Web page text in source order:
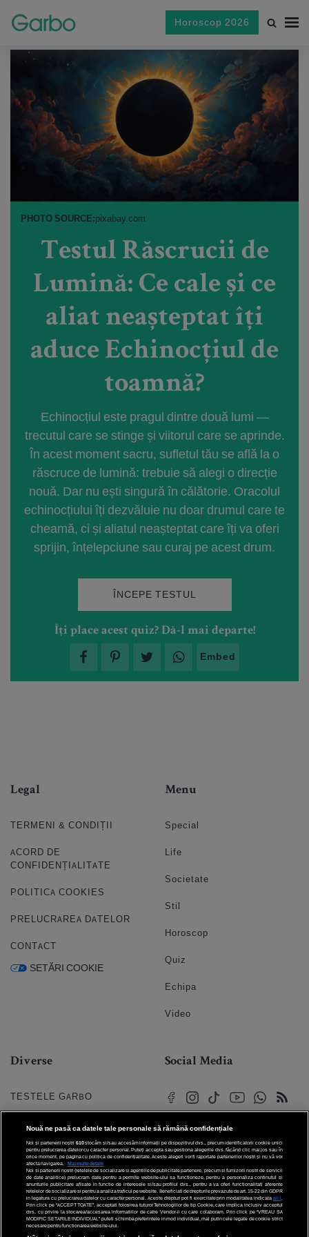
Horoscop 2026
PHOTO SOURCE:pixabay.com
Testul Răscrucii de
Lumină: Ce cale și ce
aliat neașteptat îți
aduce Echinocțiul de
toamnă?
Echinocțiul este pragul dintre două lumi —
trecutul care se stinge și viitorul care se aprinde.
În acest moment sacru, sufletul tău se află la o
răscruce de lumină: trebuie să alegi o direcție
nouă. Dar nu ești singură în călătorie. Oracolul
echinocțiului îți dezvăluie nu doar drumul care te
cheamă, ci și aliatul neașteptat care îți va oferi
sprijin, înțelepciune sau curaj pe acest drum.
ÎNCEPE TESTUL
Îți place acest quiz? Dă-l mai departe!
Embed
Legal
TERMENI & CONDIȚII
ACORD DE
CONFIDENȚIALITATE
POLITICA COOKIES
PRELUCRAREA DATELOR
CONTACT
SETĂRI COOKIE
Menu
Special
Life
Societate
Stil
Horoscop
Quiz
Echipa
Video
Diverse
TESTELE GARBO
HOROSCOP
HOROSCOPUL IUBIRII
FORUMURI
TRATAMENTE NATURISTE
DICTIONARE NUME
Social Media
© 2026 Internet Corp SRL
Toate drepturile rezervate
Nouă ne pasă ca datele tale personale să rămână confidențiale
Noi și partenerii noștri 610stocăm și/sau accesăm informații pe dispozitivul dvs., precum identificatorii cookie unici
pentru prelucrarea datelor cu caracter personal. Puteți accepta sau gestiona alegerile dvs. făcând clic mai jos sau în
orice moment, pe pagina cu politica de confidențialitate. Aceste alegeri vor fi raportate partenerilor noștri și nu vă vor
afecta navigarea.
Mai multe detalii
Noi si partenerii nostri (retelele de socializare si agentiile de publicitate partenere, precum si furnizorii nostri de servicii
de date analitice) prelucram date pentru a permite website-ului sa functioneze, pentru a personaliza continutul si
anunturile publicitare afisate in functie de interesele si/sau profilul dvs., pentru a va oferi functionalitati aferente
retelelor de socializare si pentru a analiza traficul pe website. Beneficiati de drepturile prevazute de art. 15-22 din GDPR
in legatura cu prelucrarea datelor cu caracter personal. Aceste drepturi pot fi exercitate prin modalitatea indicata aici
Prin click pe “ACCEPT TOATE”, acceptati folosirea tuturor Tehnologiilor de tip Cookie, care implica inclusiv acceptul
dvs. cu privire la stocarea/accesarea informatiilor de catre Vendor-ii cu care colaboram. Prin click pe “VREAU SA
MODIFIC SETARILE INDIVIDUAL” puteti schimba preferintele in mod individual, mai putin cele legate de cookie strict
necesare pentru functionarea website-ului.